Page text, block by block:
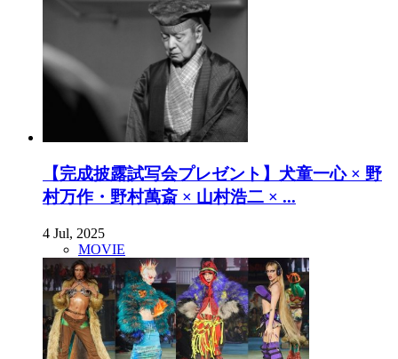
【完成披露試写会プレゼント】犬童一心 × 野
村万作・野村萬斎 × 山村浩二 × ...
4 Jul, 2025
MOVIE